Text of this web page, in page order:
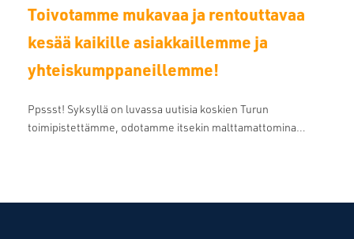
Toivotamme mukavaa ja rentouttavaa
kesää kaikille asiakkaillemme ja
yhteiskumppaneillemme!
Ppssst! Syksyllä on luvassa uutisia koskien Turun
toimipistettämme, odotamme itsekin malttamattomina…